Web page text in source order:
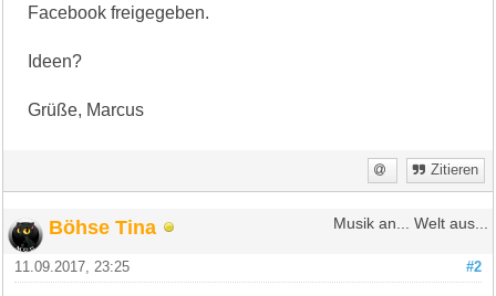
Facebook freigegeben.
Ideen?
Grüße, Marcus
Zitieren
Böhse Tina Musik an... Welt aus...
#2
11.09.2017, 23:25